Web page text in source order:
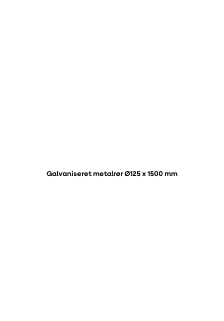
Galvaniseret metalrør Ø125 x 1500 mm